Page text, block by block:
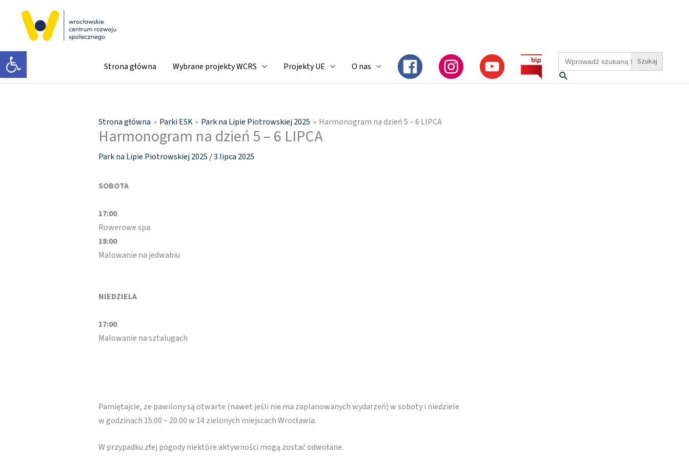
Otwórz pasek narzędzi Strona główna Wybrane projekty WCRS Projekty UE O nas
Search
for:
Szukaj
Strona główna Parki ESK Park na Lipie Piotrowskiej 2025 Harmonogram na dzień 5 – 6 LIPCA
Harmonogram na dzień 5 – 6 LIPCA
Park na Lipie Piotrowskiej 2025 /3 lipca 2025
SOBOTA
17:00
Rowerowe spa
18:00
Malowanie na jedwabiu
NIEDZIELA
17:00
Malowanie na sztalugach
Pamiętajcie, ze pawilony są otwarte (nawet jeśli nie ma zaplanowanych wydarzeń) w soboty i niedziele
w godzinach 15.00 – 20.00 w 14 zielonych miejscach Wrocławia.
W przypadku złej pogody niektóre aktywności mogą zostać odwołane.